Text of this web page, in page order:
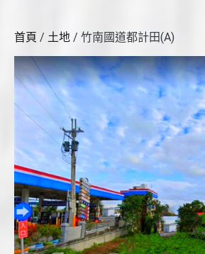
首頁 / 土地 / 竹南國道都計田(A)